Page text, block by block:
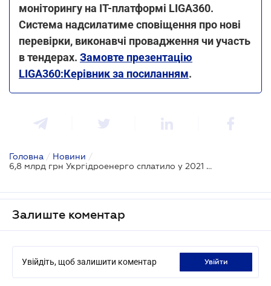
моніторингу на ІТ-платформі LIGA360.
Система надсилатиме сповіщення про нові
перевірки, виконавчі провадження чи участь
в тендерах. Замовте презентацію
LIGA360:Керівник за посиланням.
Головна / Новини /
6,8 млрд грн Укргідроенерго сплатило у 2021 році до бюджету
Залиште коментар
Увійдіть, щоб залишити коментар увійти